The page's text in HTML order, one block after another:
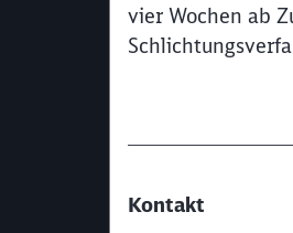
vier Wochen ab
Kontakt